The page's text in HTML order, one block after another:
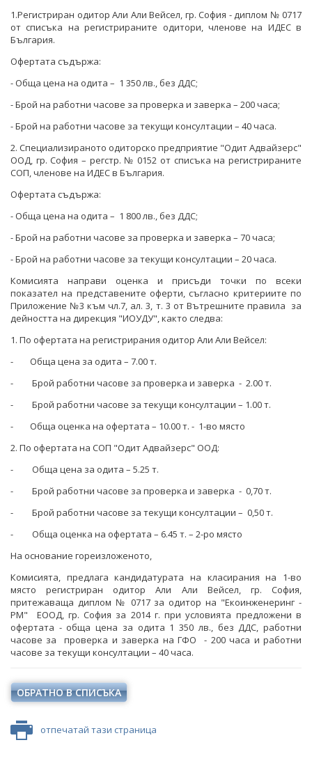
1.Регистриран одитор Али Али Вейсел, гр. София - диплом № 0717
от списъка на регистрираните одитори, членове на ИДЕС в
България.
Офертата съдържа:
- Обща цена на одита – 1 350 лв., без ДДС;
- Брой на работни часове за проверка и заверка – 200 часа;
- Брой на работни часове за текущи консултации – 40 часа.
2. Специализираното одиторско предприятие "Одит Адвайзерс"
ООД, гр. София – регстр. № 0152 от списъка на регистрираните
СОП, членове на ИДЕС в България.
Офертата съдържа:
- Обща цена на одита – 1 800 лв., без ДДС;
- Брой на работни часове за проверка и заверка – 70 часа;
- Брой на работни часове за текущи консултации – 20 часа.
Комисията направи оценка и присъди точки по всеки
показател на представените оферти, съгласно критериите по
Приложение №3 към чл.7, ал. 3, т. 3 от Вътрешните правила за
дейността на дирекция "ИОУДУ", както следва:
1. По офертата на регистрирания одитор Али Али Вейсел:
- Обща цена за одита – 7.00 т.
- Брой работни часове за проверка и заверка - 2.00 т.
- Брой работни часове за текущи консултации – 1.00 т.
- Обща оценка на офертата – 10.00 т. - 1-во място
2. По офертата на СОП "Одит Адвайзерс" ООД:
- Обща цена за одита – 5.25 т.
- Брой работни часове за проверка и заверка - 0,70 т.
- Брой работни часове за текущи консултации – 0,50 т.
- Обща оценка на офертата – 6.45 т. – 2-ро място
На основание гореизложеното,
Комисията, предлага кандидатурата на класирания на 1-во
място регистриран одитор Али Али Вейсел, гр. София,
притежаваща диплом № 0717 за одитор на "Екоинженеринг -
РМ" ЕООД, гр. София за 2014 г. при условията предложени в
офертата - обща цена за одита 1 350 лв., без ДДС, работни
часове за проверка и заверка на ГФО - 200 часа и работни
часове за текущи консултации – 40 часа.
ОБРАТНО В СПИСЪКА
отпечатай тази страница